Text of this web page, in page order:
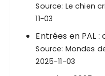
Source: Le chien
11-03
Entrées en PAL
Source: Mondes
2025-11-03